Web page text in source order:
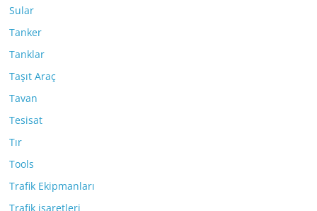
Sular
Tanker
Tanklar
Taşıt Araç
Tavan
Tesisat
Tır
Tools
Trafik Ekipmanları
Trafik işaretleri